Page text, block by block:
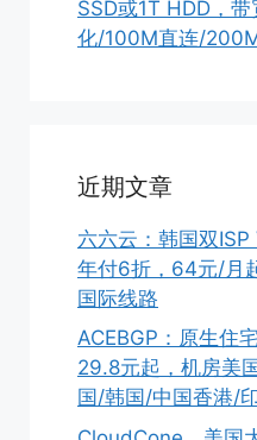
SSD或1T HDD，
化/100M直连/
近期文章
六六云：韩国双
年付6折，64元/月
国际线路
ACEBGP：原生住
29.8元起，机房美
国/韩国/中国香港/